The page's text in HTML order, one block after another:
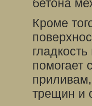
бетона
Кроме
помогает
трещин и